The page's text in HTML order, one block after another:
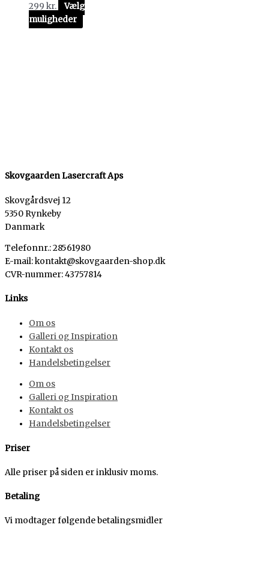
299 kr.
Vælg
muligheder
Skovgaarden Lasercraft Aps
Skovgårdsvej 12
5350 Rynkeby
Danmark
Telefonnr.: 28561980
E-mail: kontakt@skovgaarden-shop.dk
CVR-nummer:43757814
Links
Om os
Galleri og Inspiration
Kontakt os
Handelsbetingelser
Om os
Galleri og Inspiration
Kontakt os
Handelsbetingelser
Priser
Alle priser på siden er inklusiv moms.
Betaling
Vi modtager følgende betalingsmidler